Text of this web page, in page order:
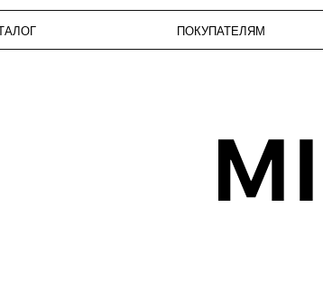
ПОКУПАТЕЛЯМ